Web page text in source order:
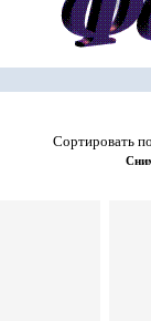
Сортировать